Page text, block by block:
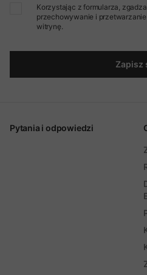
Korzystając z formularza,
przechowywanie i
witrynę.
Zapisz
Pytania i odpowiedzi